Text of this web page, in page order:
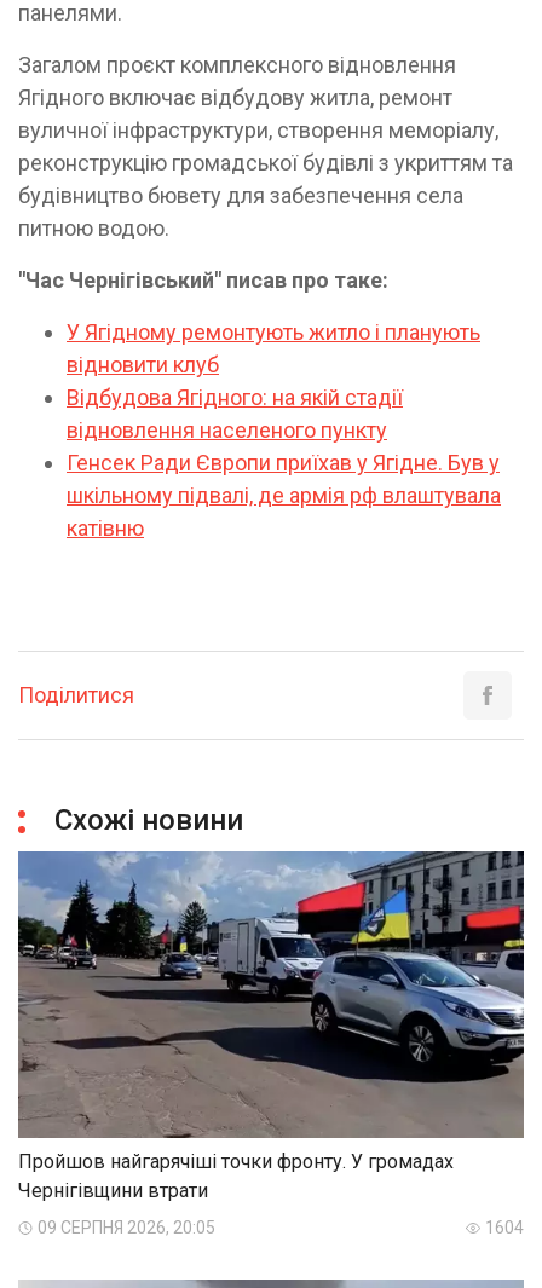
панелями.
Загалом проєкт комплексного відновлення
Ягідного включає відбудову житла, ремонт
вуличної інфраструктури, створення меморіалу,
реконструкцію громадської будівлі з укриттям та
будівництво бювету для забезпечення села
питною водою.
"Час Чернігівський" писав про таке:
У Ягідному ремонтують житло і планують
відновити клуб
Відбудова Ягідного: на якій стадії
відновлення населеного пункту
Генсек Ради Європи приїхав у Ягідне. Був у
шкільному підвалі, де армія рф влаштувала
катівню
Поділитися
Схожі новини
Пройшов найгарячіші точки фронту. У громадах
Чернігівщини втрати
09 СЕРПНЯ 2026, 20:05 1604